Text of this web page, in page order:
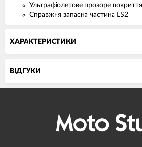
Ультрафіолетове прозоре покриття
Справжня запасна частина LS2
ХАРАКТЕРИСТИКИ
ВIДГУКИ